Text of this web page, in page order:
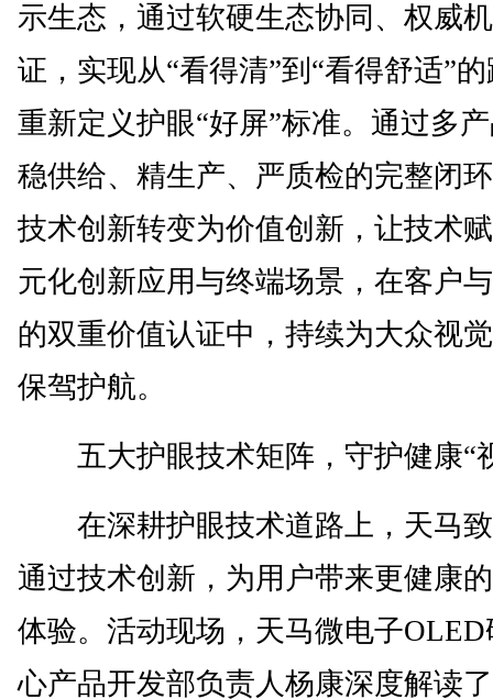
示生态，通过软硬生态协同、权威
证，实现从“看得清”到“看得舒适”
重新定义护眼“好屏”标准。通过多
稳供给、精生产、严质检的完整闭
技术创新转变为价值创新，让技术
元化创新应用与终端场景，在客户
的双重价值认证中，持续为大众视
保驾护航。
五大护眼技术矩阵，守护健康“
在深耕护眼技术道路上，天马
通过技术创新，为用户带来更健康
体验。活动现场，天马微电子OLED
心产品开发部负责人杨康深度解读